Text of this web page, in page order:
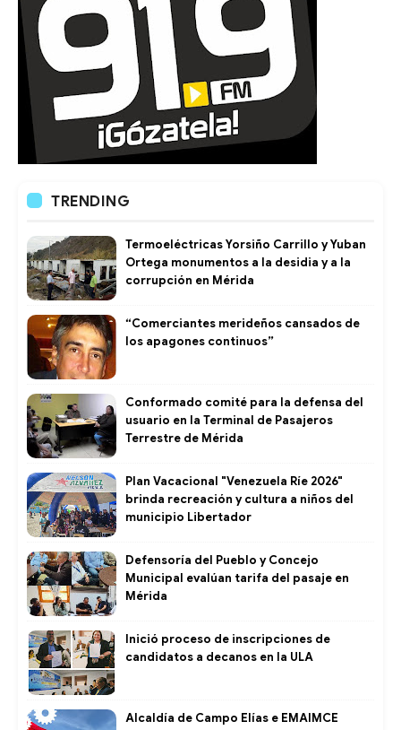
TRENDING
Termoeléctricas Yorsiño Carrillo y Yuban
Ortega monumentos a la desidia y a la
corrupción en Mérida
“Comerciantes merideños cansados de
los apagones continuos”
Conformado comité para la defensa del
usuario en la Terminal de Pasajeros
Terrestre de Mérida
Plan Vacacional "Venezuela Ríe 2026"
brinda recreación y cultura a niños del
municipio Libertador
Defensoría del Pueblo y Concejo
Municipal evalúan tarifa del pasaje en
Mérida
Inició proceso de inscripciones de
candidatos a decanos en la ULA
Alcaldía de Campo Elías e EMAIMCE